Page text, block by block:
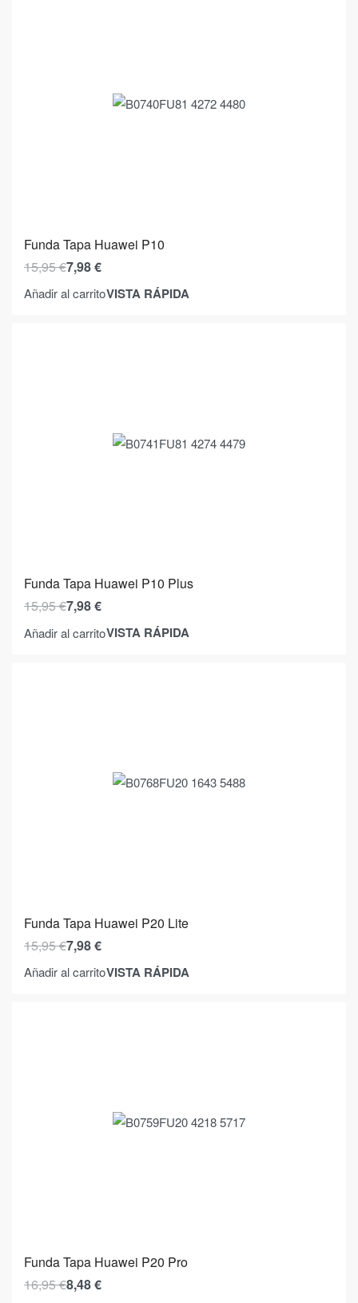
Funda Tapa Huawei P10
15,95€7,98€
Añadir al carritoVISTA RÁPIDA
Funda Tapa Huawei P10 Plus
15,95€7,98€
Añadir al carritoVISTA RÁPIDA
Funda Tapa Huawei P20 Lite
15,95€7,98€
Añadir al carritoVISTA RÁPIDA
Funda Tapa Huawei P20 Pro
16,95€8,48€